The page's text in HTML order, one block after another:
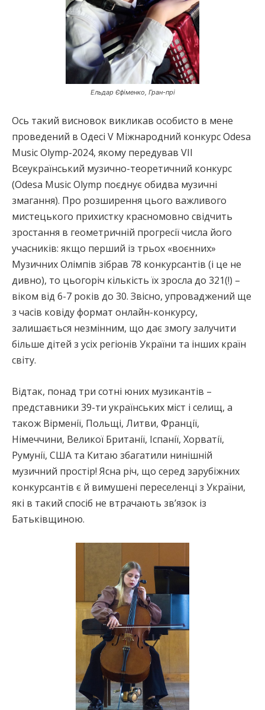
Ельдар Єфіменко, Гран-прі
Ось такий висновок викликав особисто в мене
проведений в Одесі V Міжнародний конкурс Odesa
Music Olymp-2024, якому передував VІІ
Всеукраїнський музично-теоретичний конкурс
(Odesa Music Olymp поєднує обидва музичні
змагання). Про розширення цього важливого
мистецького прихистку красномовно свідчить
зростання в геометричній прогресії числа його
учасників: якщо перший із трьох «воєнних»
Музичних Олімпів зібрав 78 конкурсантів (і це не
дивно), то цьогоріч кількість їх зросла до 321(!) –
віком від 6-7 років до 30. Звісно, упроваджений ще
з часів ковіду формат онлайн-конкурсу,
залишається незмінним, що дає змогу залучити
більше дітей з усіх регіонів України та інших країн
світу.
Відтак, понад три сотні юних музикантів –
представники 39-ти українських міст і селищ, а
також Вірменії, Польщі, Литви, Франції,
Німеччини, Великої Британії, Іспанії, Хорватії,
Румунії, США та Китаю збагатили нинішній
музичний простір! Ясна річ, що серед зарубіжних
конкурсантів є й вимушені переселенці з України,
які в такий спосіб не втрачають зв’язок із
Батьківщиною.